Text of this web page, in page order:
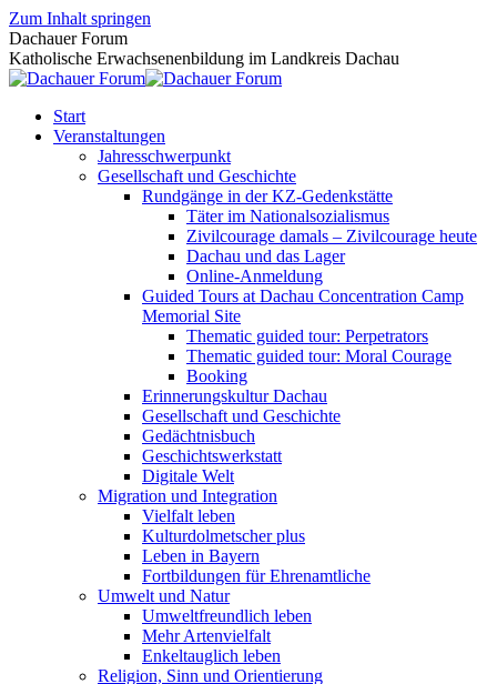
Zum Inhalt springen
Dachauer Forum
Katholische Erwachsenenbildung im Landkreis Dachau
Start
Veranstaltungen
Jahresschwerpunkt
Gesellschaft und Geschichte
Rundgänge in der KZ-Gedenkstätte
Täter im Nationalsozialismus
Zivilcourage damals – Zivilcourage heute
Dachau und das Lager
Online-Anmeldung
Guided Tours at Dachau Concentration Camp
Memorial Site
Thematic guided tour: Perpetrators
Thematic guided tour: Moral Courage
Booking
Erinnerungskultur Dachau
Gesellschaft und Geschichte
Gedächtnisbuch
Geschichtswerkstatt
Digitale Welt
Migration und Integration
Vielfalt leben
Kulturdolmetscher plus
Leben in Bayern
Fortbildungen für Ehrenamtliche
Umwelt und Natur
Umweltfreundlich leben
Mehr Artenvielfalt
Enkeltauglich leben
Religion, Sinn und Orientierung